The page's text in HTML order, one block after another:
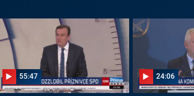
55:47 24:06